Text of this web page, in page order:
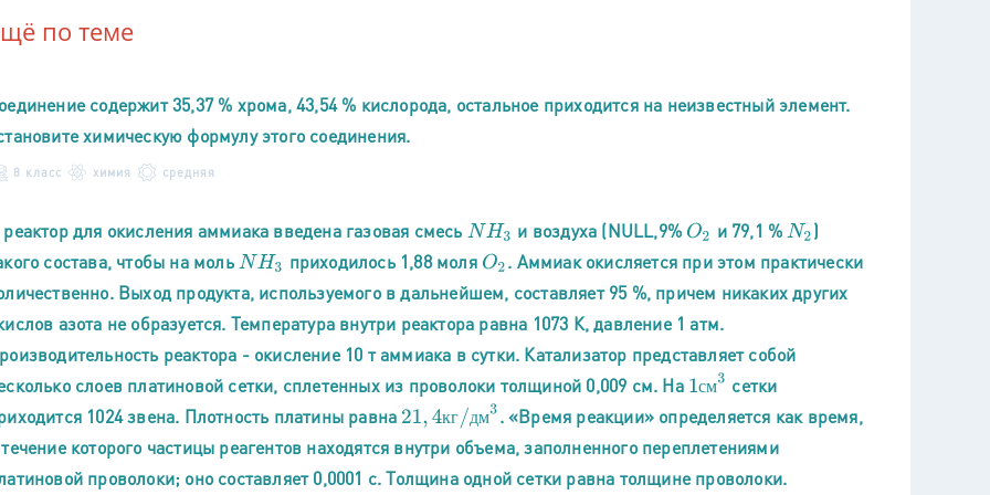
по теме
содержит 35,37 % хрома, 43,54 % кислорода, остальное приходится на неизвестный элемент.
химическую формулу этого соединения.
8 класс химия средняя
для окисления аммиака введена газовая смесь NH3 и воздуха (NULL,9% O2 и 79,1 % N2 )
состава, чтобы на мольNH3 приходилось 1,88 моля O2 . Аммиак окисляется при этом практически
Выход продукта, используемого в дальнейшем, составляет 95 %, причем никаких других
азота не образуется. Температура внутри реактора равна 1073 К, давление 1 атм.
реактора - окисление 10 т аммиака в сутки. Катализатор представляет собой
слоев платиновой сетки, сплетенных из проволоки толщиной 0,009 см. На
см
1см3 сетки
1024 звена. Плотность платины равна
кг дм
21 4кг/дм3 . «Время реакции» определяется как время,
которого частицы реагентов находятся внутри объема, заполненного переплетениями
проволоки; оно составляет 0,0001 с. Толщина одной сетки равна толщине проволоки.